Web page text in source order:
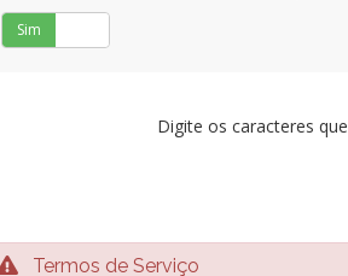
Sim
Digite os caracteres
Termos de Serviço